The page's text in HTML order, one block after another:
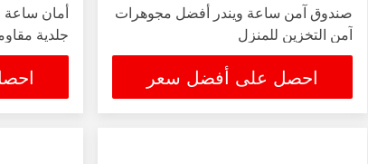
صندوق آمن ساعة ويندر أفضل مجوهرات
آمن التخزين للمنزل
احصل على أفضل سعر
جلدية